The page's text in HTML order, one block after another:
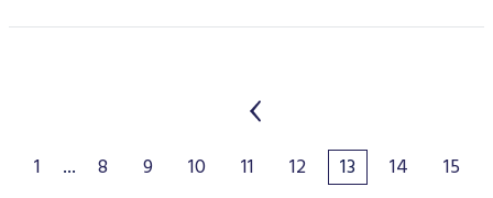
1 ... 8 9 10 11 12 13 14
15